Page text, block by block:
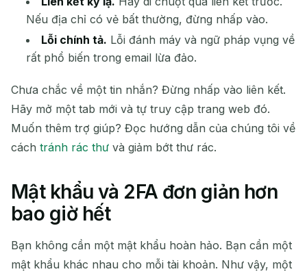
Nếu địa chỉ có vẻ bất thường, đừng nhấp vào.
Lỗi chính tả. Lỗi đánh máy và ngữ pháp vụng về
rất phổ biến trong email lừa đảo.
Chưa chắc về một tin nhắn? Đừng nhấp vào liên kết.
Hãy mở một tab mới và tự truy cập trang web đó.
Muốn thêm trợ giúp? Đọc hướng dẫn của chúng tôi về
cách tránh rác thư và giảm bớt thư rác.
Mật khẩu và 2FA đơn giản hơn
bao giờ hết
Bạn không cần một mật khẩu hoàn hảo. Bạn cần một
mật khẩu khác nhau cho mỗi tài khoản. Như vậy, một